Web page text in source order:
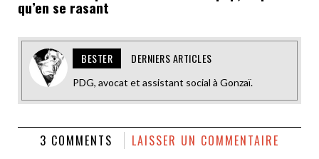
qu’en se rasant
BESTER DERNIERS ARTICLES
PDG, avocat et assistant social à Gonzaï.
3 COMMENTS LAISSER UN COMMENTAIRE